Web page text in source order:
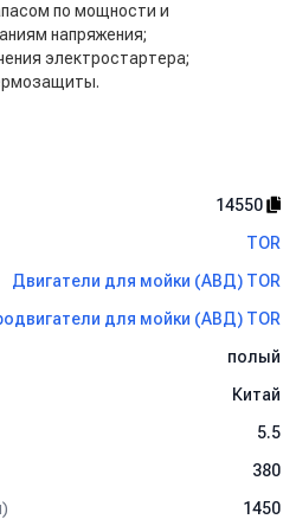
по мощности и
напряжения;
электростартера;
14550
TOR
Двигатели для мойки (АВД) TOR
для мойки (АВД) TOR
полый
Китай
5.5
380
1450